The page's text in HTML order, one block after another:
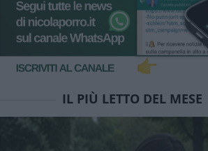
IL PIÙ LETTO DEL MESE